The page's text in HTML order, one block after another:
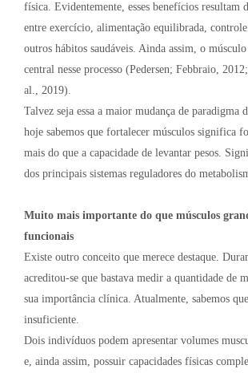
física. Evidentemente, esses benefícios resultam
entre exercício, alimentação equilibrada,
outros hábitos saudáveis. Ainda assim, o músculo
central nesse processo (Pedersen; Febbraio,
al., 2019).
Talvez seja essa a maior mudança de paradigma
hoje sabemos que fortalecer músculos significa
mais do que a capacidade de levantar pesos.
dos principais sistemas reguladores do
Muito mais importante do que músculos
funcionais
Existe outro conceito que merece destaque.
acreditou-se que bastava medir a quantidade de
sua importância clínica. Atualmente, sabemos
insuficiente.
Dois indivíduos podem apresentar volumes
e, ainda assim, possuir capacidades físicas